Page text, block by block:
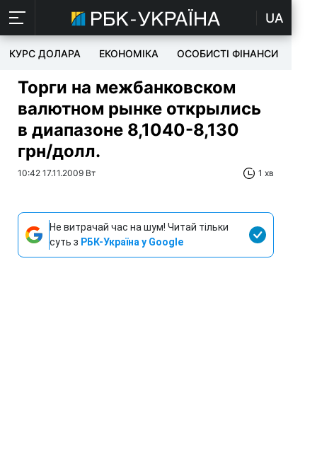
UA
КУРС ДОЛАРА ЕКОНОМІКА ОСОБИСТІ ФІНАНСИ
Торги на межбанковском
валютном рынке открылись
в диапазоне 8,1040-8,130
грн/долл.
10:42 17.11.2009 Вт 1 хв
Не витрачай час на шум! Читай тільки
суть з РБК-Україна у Google